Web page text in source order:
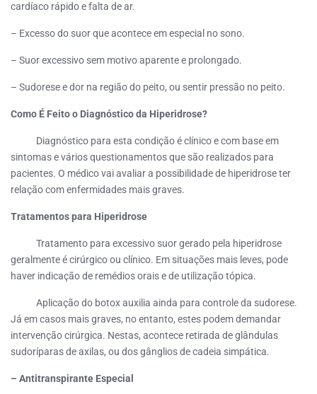
cardíaco rápido e falta de ar.
– Excesso do suor que acontece em especial no sono.
– Suor excessivo sem motivo aparente e prolongado.
– Sudorese e dor na região do peito, ou sentir pressão no peito.
Como É Feito o Diagnóstico da Hiperidrose?
Diagnóstico para esta condição é clínico e com base em
sintomas e vários questionamentos que são realizados para
pacientes. O médico vai avaliar a possibilidade de hiperidrose ter
relação com enfermidades mais graves.
Tratamentos para Hiperidrose
Tratamento para excessivo suor gerado pela hiperidrose
geralmente é cirúrgico ou clínico. Em situações mais leves, pode
haver indicação de remédios orais e de utilização tópica.
Aplicação do botox auxilia ainda para controle da sudorese.
Já em casos mais graves, no entanto, estes podem demandar
intervenção cirúrgica. Nestas, acontece retirada de glândulas
sudoríparas de axilas, ou dos gânglios de cadeia simpática.
– Antitranspirante Especial